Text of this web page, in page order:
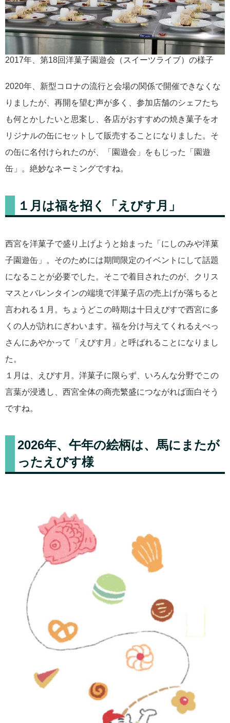
2017年、第18回洋菓子園遊会（スイーツライブ）の様子
2020年、新型コロナの流行と会場の関係で開催できなくな
りましたが、再開を望む声が多く、参加店舗のシェフたち
も何とかしたいと思案し、各店がおすすめの焼き菓子をオ
リジナルの缶にセットして販売することになりました。そ
の缶に名付けられたのが、「園遊会」をもじった「園遊
缶」。絶妙なネーミングですね。
１月は福を招く「えびす月」
西宮を洋菓子で盛り上げようと始まった「にしのみや洋菓
子園遊缶」。そのためには期間限定のイベントにして話題
になることが必要でした。そこで着目されたのが、クリス
マスとバレンタインの端境で洋菓子店の売上げが落ちると
言われる１月。ちょうどこの時期は十日えびすで西宮に多
くの人が訪れにぎわいます。福を分け与えてくれるえべっ
さんにあやかって「えびす月」と呼ばれることになりまし
た。
１月は、えびす月。洋菓子に限らず、いろんな分野でこの
言葉が浸透し、西宮全体の商売繁盛につながれば面白そう
ですね。
2026年、午年の絵柄は、馬にまたが
ったえびす様